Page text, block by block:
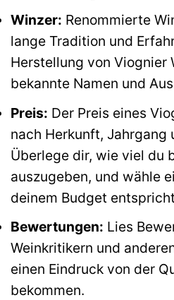
Winzer: Renommierte
lange Tradition und
Herstellung von Viognier
bekannte Namen und
Preis: Der Preis eines
nach Herkunft, Jahrgang
Überlege dir, wie viel du
auszugeben, und wähle
deinem Budget
Bewertungen: Lies
Weinkritikern und
einen Eindruck von der
bekommen.